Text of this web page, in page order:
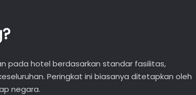
pada hotel berdasarkan standar fasilitas,
Peringkat ini biasanya ditetapkan oleh
negara.